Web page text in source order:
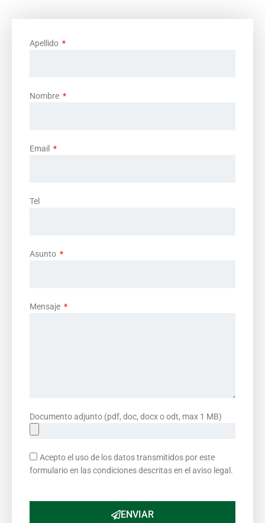
Apellido
Nombre
Email
Tel
Asunto
Mensaje
Documento adjunto (pdf, doc, docx o odt, max 1 MB)
Acepto el uso de los datos transmitidos por este
formulario en las condiciones descritas en el aviso legal.
ENVIAR